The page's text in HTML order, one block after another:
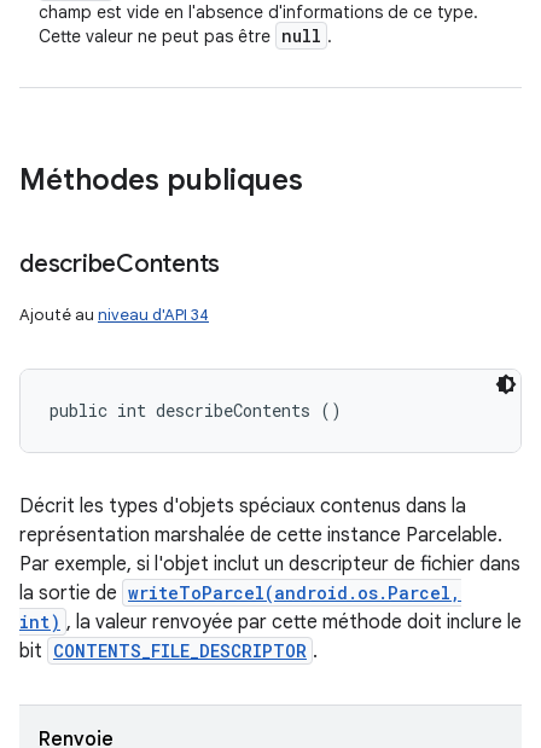
champ est vide en l'absence d'informations de ce type.
Cette valeur ne peut pas être null .
Méthodes publiques
describeContents
Ajouté au niveau d'API 34
public int describeContents ()
Décrit les types d'objets spéciaux contenus dans la
représentation marshalée de cette instance Parcelable.
Par exemple, si l'objet inclut un descripteur de fichier dans
la sortie de writeToParcel(android.os.Parcel,
int) , la valeur renvoyée par cette méthode doit inclure le
bit CONTENTS_FILE_DESCRIPTOR .
Renvoie